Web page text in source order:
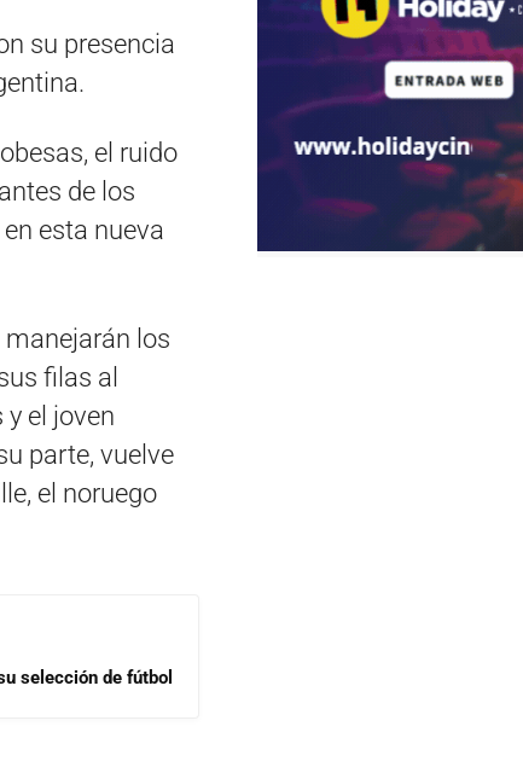
su presencia
el ruido
de los
esta nueva
manejarán los
filas al
el joven
parte, vuelve
el noruego
selección de fútbol